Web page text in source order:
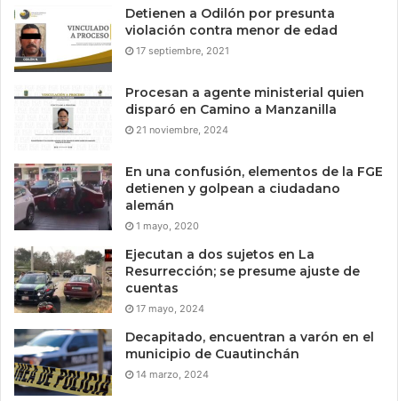
Detienen a Odilón por presunta
violación contra menor de edad
17 septiembre, 2021
Procesan a agente ministerial quien
disparó en Camino a Manzanilla
21 noviembre, 2024
En una confusión, elementos de la FGE
detienen y golpean a ciudadano
alemán
1 mayo, 2020
Ejecutan a dos sujetos en La
Resurrección; se presume ajuste de
cuentas
17 mayo, 2024
Decapitado, encuentran a varón en el
municipio de Cuautinchán
14 marzo, 2024